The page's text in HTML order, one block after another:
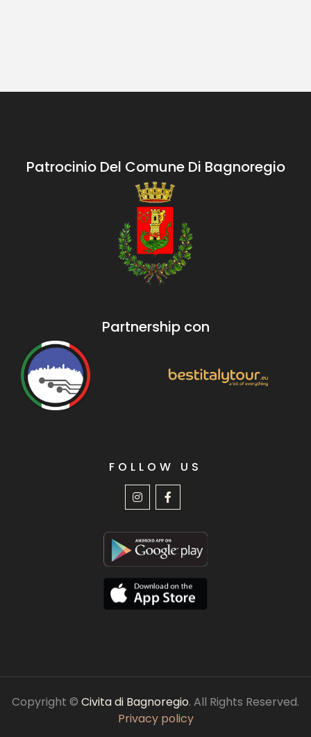
Patrocinio Del Comune Di Bagnoregio
Partnership con
FOLLOW US
Copyright © Civita di Bagnoregio. All Rights Reserved.
Privacy policy